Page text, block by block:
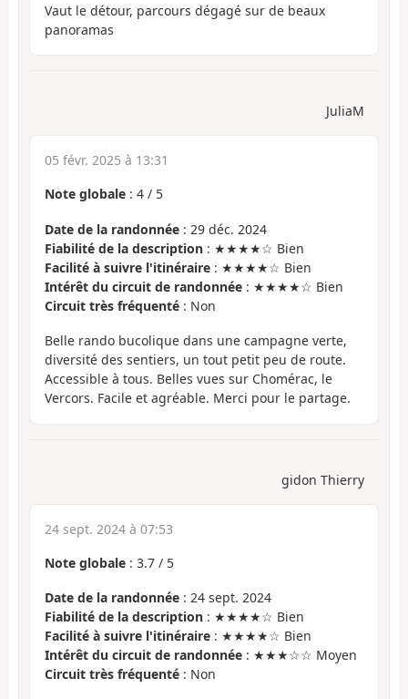
Vaut le détour, parcours dégagé sur de beaux
panoramas
JuliaM
05 févr. 2025 à 13:31
Note globale : 4 / 5
Date de la randonnée : 29 déc. 2024
Fiabilité de la description : ★★★★☆ Bien
Facilité à suivre l'itinéraire : ★★★★☆ Bien
Intérêt du circuit de randonnée : ★★★★☆ Bien
Circuit très fréquenté : Non
Belle rando bucolique dans une campagne verte,
diversité des sentiers, un tout petit peu de route.
Accessible à tous. Belles vues sur Chomérac, le
Vercors. Facile et agréable. Merci pour le partage.
gidon Thierry
24 sept. 2024 à 07:53
Note globale : 3.7 / 5
Date de la randonnée : 24 sept. 2024
Fiabilité de la description : ★★★★☆ Bien
Facilité à suivre l'itinéraire : ★★★★☆ Bien
Intérêt du circuit de randonnée : ★★★☆☆ Moyen
Circuit très fréquenté : Non